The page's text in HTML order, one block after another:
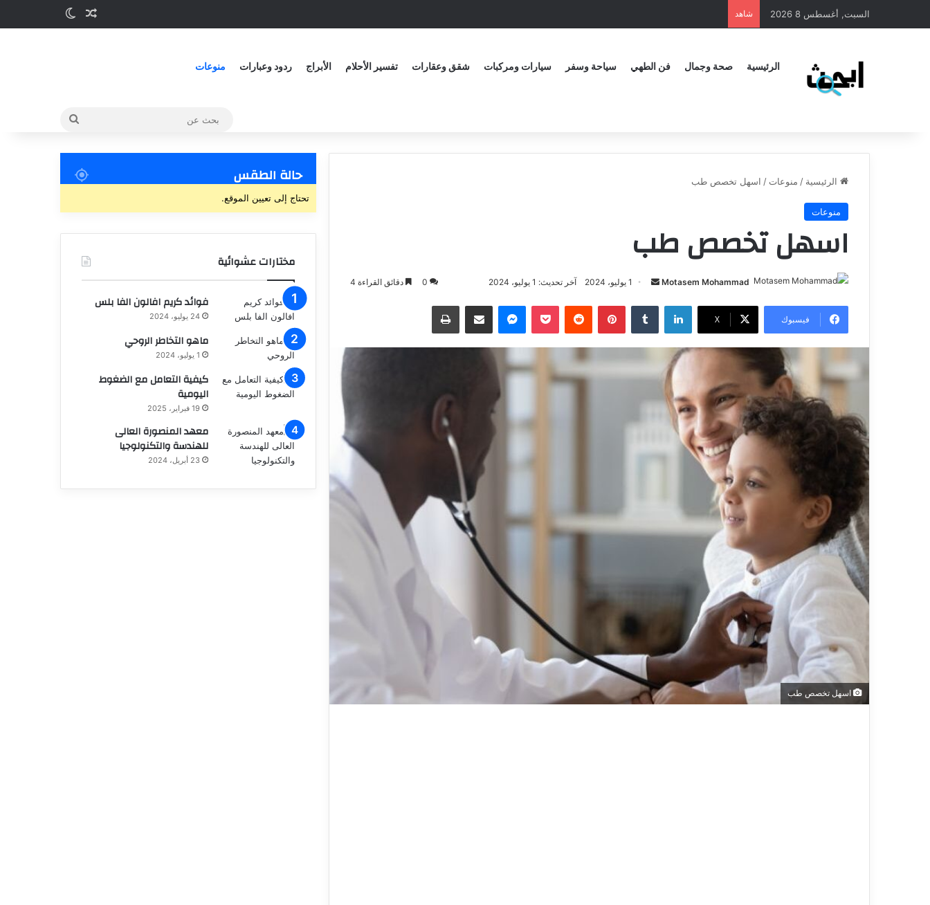
السبت, أغسطس 8 2026 شاهد مقالة عشوائية
الرئيسية صحة وجمال فن الطهي سياحة وسفر سيارات ومركبات شقق وعقارات تفسير الأحلام الأبراج ردود وعبارات منوعات
الرئيسية / منوعات / اسهل تخصص طب
منوعات
اسهل تخصص طب
Motasem Mohammad
س
ل
ب
ن
1 يوليو، 2024 آخر تحديث: 1 يوليو، 2024 0 دقائق القراءة 4
فيسبوك X
لينكدإن بينتيريست بوكيت مشاركة عبر البريد الاكتروني
اسهل تخصص طب
حالة الطقس
تحتاج إلى تعيين الموقع.
مختارات عشوائية
فوائد كريم افالون الفا بلس
24 يوليو، 2024
ماهو التخاطر الروحي
1 يوليو، 2024
كيفية التعامل مع الضغوط
اليومية
19 فبراير، 2025
معهد المنصورة العالى
للهندسة والتكنولوجيا
23 أبريل، 2024